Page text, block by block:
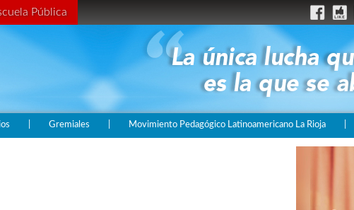
Pública
Gremiales Movimiento Pedagógico Latinoamericano La Rioja